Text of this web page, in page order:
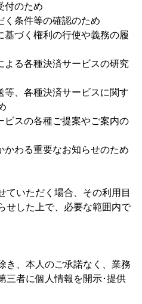
付のため
条件等の確認のため
づく権利の行使や義務の履
る各種決済サービスの研究
、各種決済サービスに関す
スの各種ご提案やご案内の
わる重要なお知らせのため
ていただく場合、その利用目
せした上で、必要な範囲内で
き、本人のご承諾なく、業務
三者に個人情報を開示･提供